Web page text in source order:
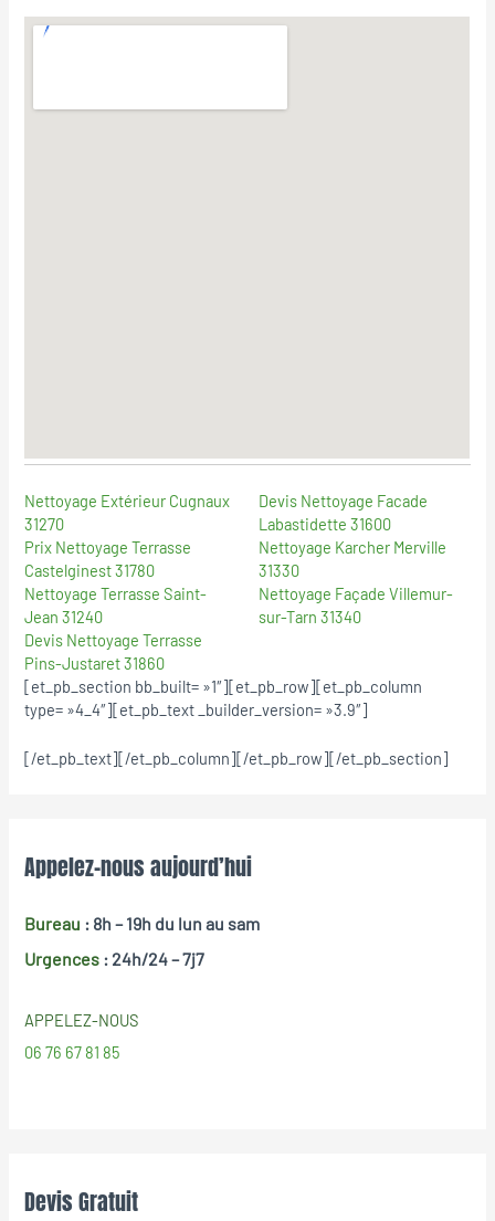
Nettoyage Extérieur Cugnaux
31270
Prix Nettoyage Terrasse
Castelginest 31780
Nettoyage Terrasse Saint-
Jean 31240
Devis Nettoyage Terrasse
Pins-Justaret 31860
Devis Nettoyage Facade
Labastidette 31600
Nettoyage Karcher Merville
31330
Nettoyage Façade Villemur-
sur-Tarn 31340
[et_pb_section bb_built= »1″][et_pb_row][et_pb_column
type= »4_4″][et_pb_text _builder_version= »3.9″]
[/et_pb_text][/et_pb_column][/et_pb_row][/et_pb_section]
Appelez-nous aujourd’hui
Bureau : 8h – 19h du lun au sam
Urgences : 24h/24 – 7j7
APPELEZ-NOUS
06 76 67 81 85
Devis Gratuit